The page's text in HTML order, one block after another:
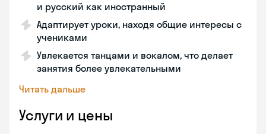
и русский как иностранный
Адаптирует уроки, находя общие интересы с
учениками
Увлекается танцами и вокалом, что делает
занятия более увлекательными
Читать дальше
Услуги и цены